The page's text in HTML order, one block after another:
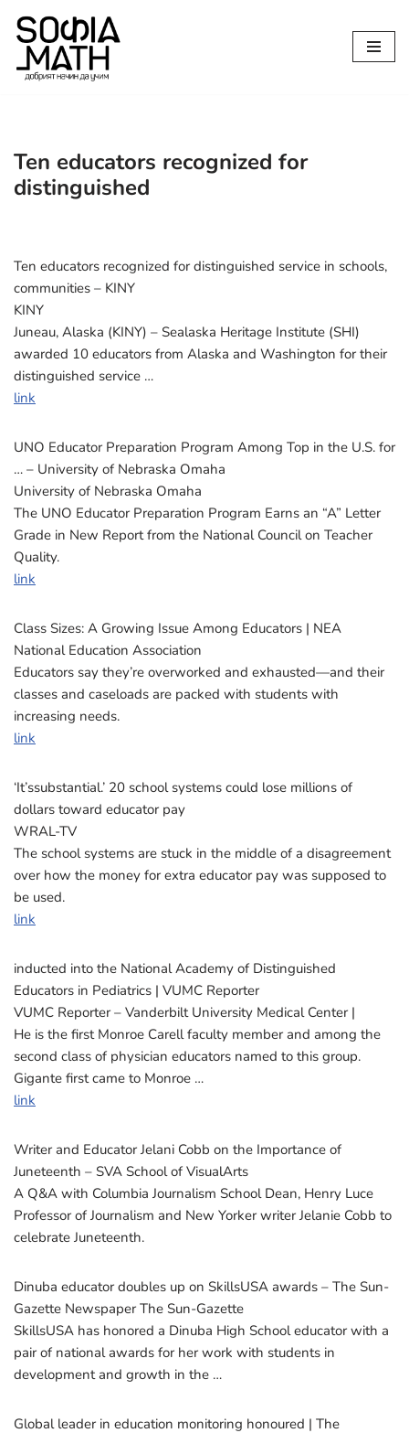
Продължете
към
Ten educators recognized for
distinguished
Ten educators recognized for distinguished service in schools,
communities – KINY
KINY
Juneau, Alaska (KINY) – Sealaska Heritage Institute (SHI)
awarded 10 educators from Alaska and Washington for their
distinguished service …
link
UNO Educator Preparation Program Among Top in the U.S. for
… – University of Nebraska Omaha
University of Nebraska Omaha
The UNO Educator Preparation Program Earns an “A” Letter
Grade in New Report from the National Council on Teacher
Quality.
link
Class Sizes: A Growing Issue Among Educators | NEA
National Education Association
Educators say they’re overworked and exhausted—and their
classes and caseloads are packed with students with
increasing needs.
link
‘It’ssubstantial.’ 20 school systems could lose millions of
dollars toward educator pay
WRAL-TV
The school systems are stuck in the middle of a disagreement
over how the money for extra educator pay was supposed to
be used.
link
inducted into the National Academy of Distinguished
Educators in Pediatrics | VUMC Reporter
VUMC Reporter – Vanderbilt University Medical Center |
He is the first Monroe Carell faculty member and among the
second class of physician educators named to this group.
Gigante first came to Monroe …
link
Writer and Educator Jelani Cobb on the Importance of
Juneteenth – SVA School of VisualArts
A Q&A with Columbia Journalism School Dean, Henry Luce
Professor of Journalism and New Yorker writer Jelanie Cobb to
celebrate Juneteenth.
Dinuba educator doubles up on SkillsUSA awards – The Sun-
Gazette Newspaper The Sun-Gazette
SkillsUSA has honored a Dinuba High School educator with a
pair of national awards for her work with students in
development and growth in the …
Global leader in education monitoring honoured | The